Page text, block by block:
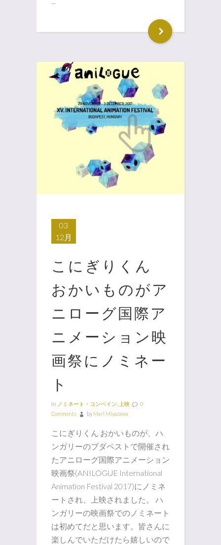
03
12月
こにぎりくん
おかいものがア
ニローグ国際ア
ニメーション映
画祭にノミネー
ト
in ノミネート・コンペイン 上映
0
Comments
by Mari Miyazawa
こにぎりくん おかいものが、ハ
ンガリーのブダペストで開催され
たアニローグ国際アニメーション
映画祭(ANILOGUE International
Animation Festival 2017)にノミネ
ートされ、上映されました。 ハ
ンガリーの映画祭でのノミネート
は初めてだと思います。皆さんに
楽しんでいただけたら嬉しいので